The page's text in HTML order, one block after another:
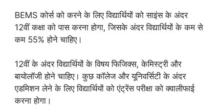
BEMS कोर्स को करने के लिए विद्यार्थियों को साइंस के अंदर
12वीं कक्षा को पास करना होगा, जिसके अंदर विद्यार्थियों के कम से
कम 55% होने चाहिए।
12वीं के अंदर विद्यार्थियों के विषय फिजिक्स, केमिस्ट्री और
बायोलॉजी होने चाहिए। कुछ कॉलेज और यूनिवर्सिटी के अंदर
एडमिशन लेने के लिए विद्यार्थियों को एंट्रेंस परीक्षा को क्वालीफाई
करना होगा।